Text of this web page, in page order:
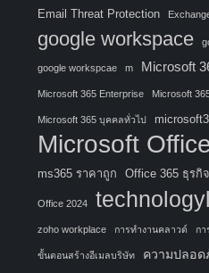
Email Threat Protection
google workspace
google workspcae m Microsoft
Microsoft 365 Enterprise Microsoft
Microsoft 365 บุคคลทั่วไป
Microsoft
ms365 ราคาถูก Office 365 ธุรกิจ
Office 2024
zoho workplace การทำงานคลาวด์ กา
ขั้นตอนสร้างอีเมลบริษัท ความปลอ